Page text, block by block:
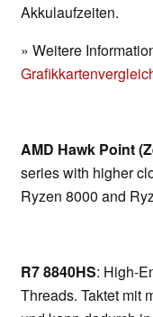
Akkulaufzeiten.
» Weitere
AMD Hawk Point
series with higher
Ryzen 8000 and
R7 8840HS: High-
Threads. Taktet mit